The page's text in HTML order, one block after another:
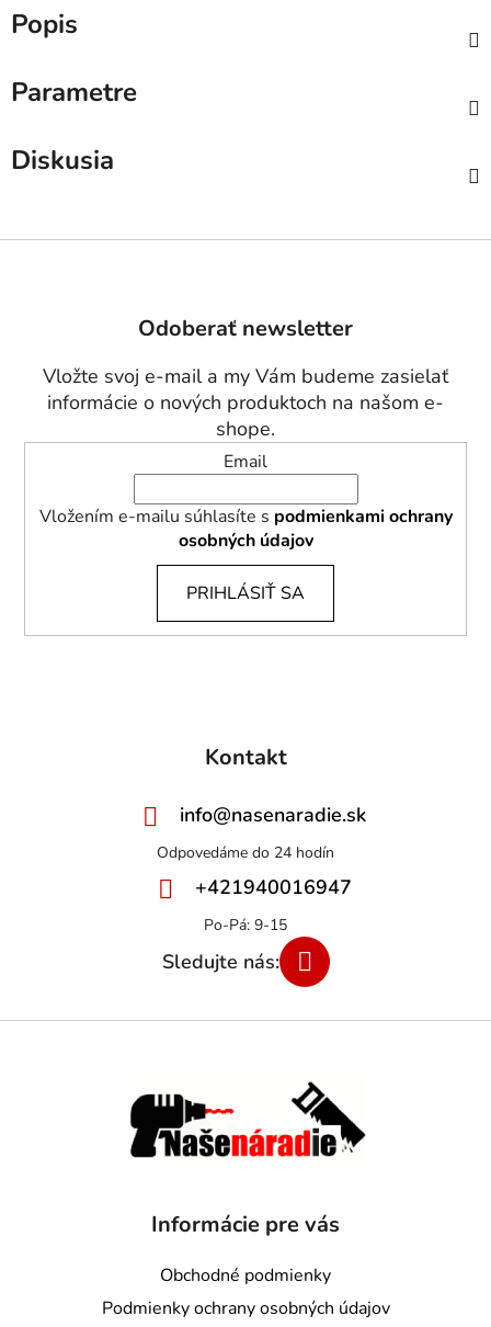
Popis
Parametre
Diskusia
Odoberať newsletter
Vložte svoj e-mail a my Vám budeme zasielať
informácie o nových produktoch na našom e-
shope.
Email
Vložením e-mailu súhlasíte s podmienkami ochrany
osobných údajov
PRIHLÁSIŤ SA
Kontakt
info@nasenaradie.sk
+421940016947
Informácie pre vás
Obchodné podmienky
Podmienky ochrany osobných údajov